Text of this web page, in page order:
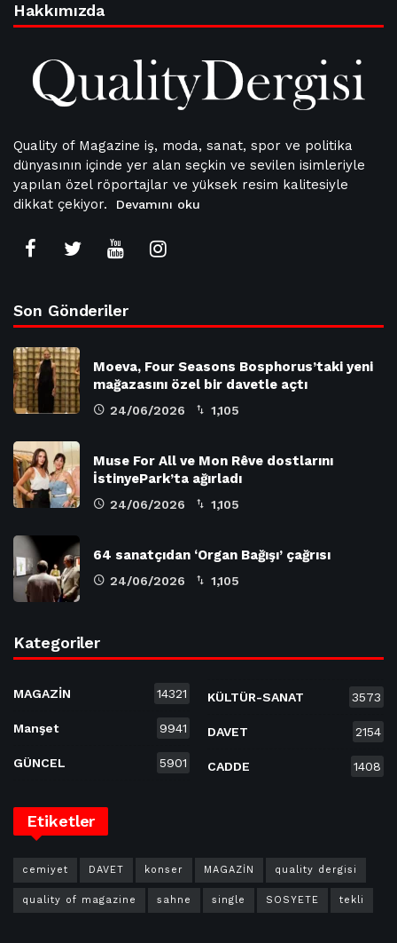
Hakkımızda
Quality of Magazine iş, moda, sanat, spor ve politika
dünyasının içinde yer alan seçkin ve sevilen isimleriyle
yapılan özel röportajlar ve yüksek resim kalitesiyle
dikkat çekiyor.
Devamını oku
Son Gönderiler
Moeva, Four Seasons Bosphorus’taki yeni
mağazasını özel bir davetle açtı
24/06/2026 1,105
Muse For All ve Mon Rêve dostlarını
İstinyePark’ta ağırladı
24/06/2026 1,105
64 sanatçıdan ‘Organ Bağışı’ çağrısı
24/06/2026 1,105
Kategoriler
MAGAZİN 14321
Manşet 9941
GÜNCEL 5901
KÜLTÜR-SANAT 3573
DAVET 2154
CADDE 1408
Etiketler
cemiyet DAVET konser MAGAZİN quality dergisi
quality of magazine sahne single SOSYETE tekli